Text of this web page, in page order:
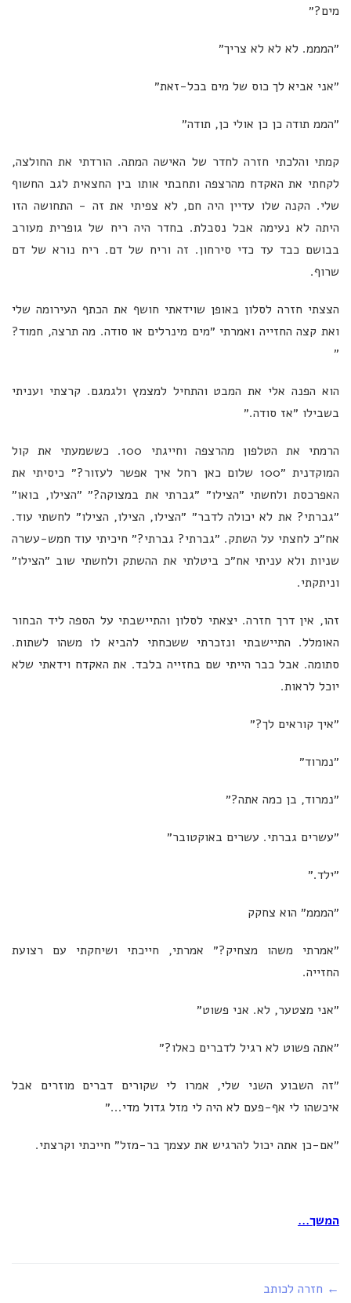
מים?״
״המממ. לא לא לא צריך״
״אני אביא לך כוס של מים בכל-זאת״
״הממ תודה כן כן אולי כן, תודה״
קמתי והלכתי חזרה לחדר של האישה המתה. הורדתי את החולצה,
לקחתי את האקדח מהרצפה ותחבתי אותו בין החצאית לגב החשוף
שלי. הקנה שלו עדיין היה חם, לא צפיתי את זה - התחושה הזו
היתה לא נעימה אבל נסבלת. בחדר היה ריח של גופרית מעורב
בבושם כבד עד כדי סירחון. זה וריח של דם. ריח נורא של דם
שרוף.
הצצתי חזרה לסלון באופן שוידאתי חושף את הכתף העירומה שלי
ואת קצה החזייה ואמרתי ״מים מינרלים או סודה. מה תרצה, חמוד?
״
הוא הפנה אלי את המבט והתחיל למצמץ ולגמגם. קרצתי ועניתי
בשבילו ״אז סודה.״
הרמתי את הטלפון מהרצפה וחייגתי 100. כששמעתי את קול
המוקדנית ״100 שלום כאן רחל איך אפשר לעזור?״ כיסיתי את
האפרכסת ולחשתי ״הצילו״ ״גברתי את במצוקה?״ ״הצילו, בואו״
״גברתי? את לא יכולה לדבר״ ״הצילו, הצילו, הצילו״ לחשתי עוד.
אח״כ לחצתי על השתק. ״גברתי? גברתי?״ חיכיתי עוד חמש-עשרה
שניות ולא עניתי אח״כ ביטלתי את ההשתק ולחשתי שוב ״הצילו״
וניתקתי.
זהו, אין דרך חזרה. יצאתי לסלון והתיישבתי על הספה ליד הבחור
האומלל. התיישבתי ונזכרתי ששכחתי להביא לו משהו לשתות.
סתומה. אבל כבר הייתי שם בחזייה בלבד. את האקדח וידאתי שלא
יוכל לראות.
״איך קוראים לך?״
״נמרוד״
״נמרוד, בן כמה אתה?״
״עשרים גברתי. עשרים באוקטובר״
״ילד.״
״המממ״ הוא צחקק
״אמרתי משהו מצחיק?״ אמרתי, חייכתי ושיחקתי עם רצועת
החזייה.
״אני מצטער, לא. אני פשוט״
״אתה פשוט לא רגיל לדברים כאלו?״
״זה השבוע השני שלי, אמרו לי שקורים דברים מוזרים אבל
איכשהו לי אף-פעם לא היה לי מזל גדול מדי...״
״אם-כן אתה יכול להרגיש את עצמך בר-מזל״ חייכתי וקרצתי.
המשך...
← חזרה לכותב